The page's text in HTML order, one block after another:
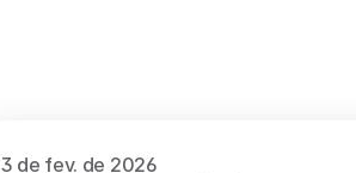
3 de fev. de 2026